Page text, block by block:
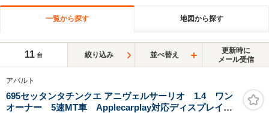
一覧から探す 地図から探す
11 台 絞り込み 並べ替え
更新時に
メール受信
アバルト
695セッタンタチンクエ アニヴェルサーリオ 1.4 ワン
オーナー 5速MT車 Applecarplay対応ディスプレイオ